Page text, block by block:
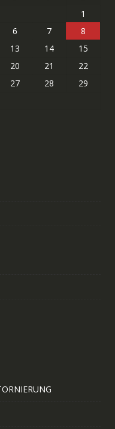
1
6 7
8
13 14
15
20 21
22
27 28
29